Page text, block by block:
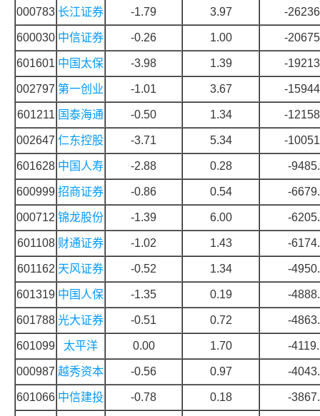
000783 长江证券 -1.79 3.97 -
600030 中信证券 -0.26 1.00 -
601601 中国太保 -3.98 1.39 -
002797 第一创业 -1.01 3.67 -
601211 国泰海通 -0.50 1.34 -
002647 仁东控股 -3.71 5.34 -
601628 中国人寿 -2.88 0.28 -
600999 招商证券 -0.86 0.54 -
000712 锦龙股份 -1.39 6.00 -
601108 财通证券 -1.02 1.43 -
601162 天风证券 -0.52 1.34 -
601319 中国人保 -1.35 0.19 -
601788 光大证券 -0.51 0.72 -
601099 太平洋 0.00 1.70 -
000987 越秀资本 -0.56 0.97 -
601066 中信建投 -0.78 0.18 -